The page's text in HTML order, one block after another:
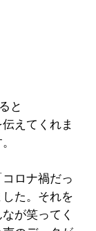
と
えてくれま
ロナ禍だっ
た。それを
が笑ってく